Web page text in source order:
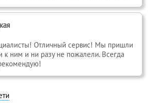
Отличный сервис! Мы пришли
к ним и ни разу не пожалели. Всегда